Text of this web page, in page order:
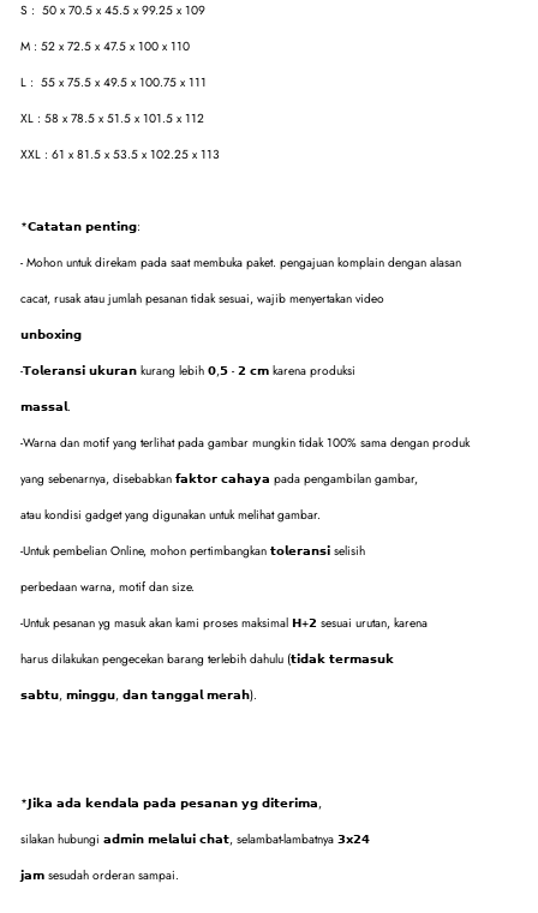
S : 50 x 70.5 x 45.5 x 99.25 x 109
M : 52 x 72.5 x 47.5 x 100 x 110
L : 55 x 75.5 x 49.5 x 100.75 x 111
XL : 58 x 78.5 x 51.5 x 101.5 x 112
XXL : 61 x 81.5 x 53.5 x 102.25 x 113
*𝗖𝗮𝘁𝗮𝘁𝗮𝗻 𝗽𝗲𝗻𝘁𝗶𝗻𝗴:
- Mohon untuk direkam pada saat membuka paket. pengajuan komplain dengan alasan
cacat, rusak atau jumlah pesanan tidak sesuai, wajib menyertakan video
𝘂𝗻𝗯𝗼𝘅𝗶𝗻𝗴
-𝗧𝗼𝗹𝗲𝗿𝗮𝗻𝘀𝗶 𝘂𝗸𝘂𝗿𝗮𝗻 kurang lebih 𝟬,𝟱 - 𝟮 𝗰𝗺 karena produksi
𝗺𝗮𝘀𝘀𝗮𝗹.
-Warna dan motif yang terlihat pada gambar mungkin tidak 100% sama dengan produk
yang sebenarnya, disebabkan 𝗳𝗮𝗸𝘁𝗼𝗿 𝗰𝗮𝗵𝗮𝘆𝗮 pada pengambilan gambar,
atau kondisi gadget yang digunakan untuk melihat gambar.
-Untuk pembelian Online, mohon pertimbangkan 𝘁𝗼𝗹𝗲𝗿𝗮𝗻𝘀𝗶 selisih
perbedaan warna, motif dan size.
-Untuk pesanan yg masuk akan kami proses maksimal 𝗛+𝟮 sesuai urutan, karena
harus dilakukan pengecekan barang terlebih dahulu (𝘁𝗶𝗱𝗮𝗸 𝘁𝗲𝗿𝗺𝗮𝘀𝘂𝗸
𝘀𝗮𝗯𝘁𝘂, 𝗺𝗶𝗻𝗴𝗴𝘂, 𝗱𝗮𝗻 𝘁𝗮𝗻𝗴𝗴𝗮𝗹 𝗺𝗲𝗿𝗮𝗵).
*𝗝𝗶𝗸𝗮 𝗮𝗱𝗮 𝗸𝗲𝗻𝗱𝗮𝗹𝗮 𝗽𝗮𝗱𝗮 𝗽𝗲𝘀𝗮𝗻𝗮𝗻 𝘆𝗴 𝗱𝗶𝘁𝗲𝗿𝗶𝗺𝗮,
silakan hubungi 𝗮𝗱𝗺𝗶𝗻 𝗺𝗲𝗹𝗮𝗹𝘂𝗶 𝗰𝗵𝗮𝘁, selambat-lambatnya 𝟯𝘅𝟮𝟰
𝗷𝗮𝗺 sesudah orderan sampai.